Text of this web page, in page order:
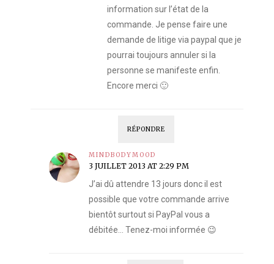
information sur l’état de la
commande. Je pense faire une
demande de litige via paypal que je
pourrai toujours annuler si la
personne se manifeste enfin.
Encore merci 🙂
RÉPONDRE
MINDBODYMOOD
3 JUILLET 2013 AT 2:29 PM
J’ai dû attendre 13 jours donc il est
possible que votre commande arrive
bientôt surtout si PayPal vous a
débitée… Tenez-moi informée 😉